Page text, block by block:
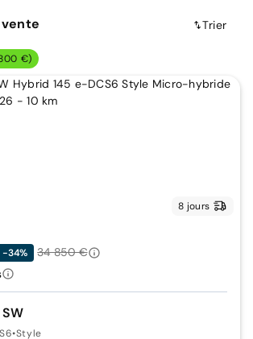
Trier
€)
8 jours
•Style
-34%
34 850 €